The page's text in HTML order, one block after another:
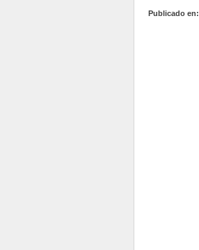
Publicado en: